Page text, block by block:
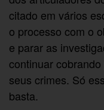
citado em vários
o processo com o
e parar as
continuar
seus crimes. Só
basta.